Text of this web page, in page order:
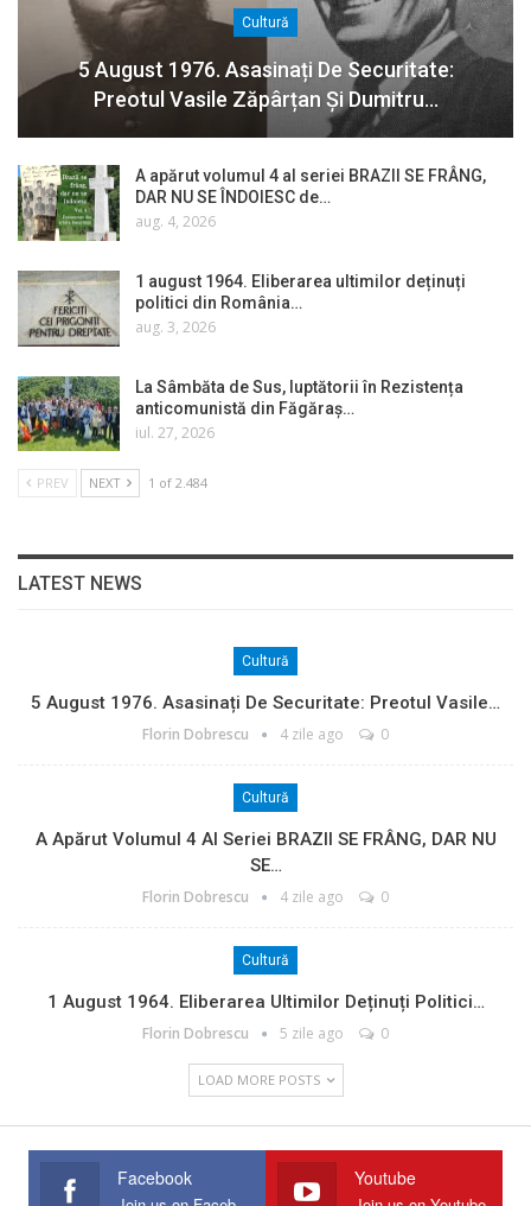
Cultură
5 August 1976. Asasinați De Securitate:
Preotul Vasile Zăpârțan Și Dumitru…
A apărut volumul 4 al seriei BRAZII SE FRÂNG,
DAR NU SE ÎNDOIESC de…
aug. 4, 2026
1 august 1964. Eliberarea ultimilor deținuți
politici din România…
aug. 3, 2026
La Sâmbăta de Sus, luptătorii în Rezistența
anticomunistă din Făgăraș…
iul. 27, 2026
PREV NEXT 1 of 2.484
LATEST NEWS
Cultură
5 August 1976. Asasinați De Securitate: Preotul Vasile…
Florin Dobrescu 4 zile ago 0
Cultură
A Apărut Volumul 4 Al Seriei BRAZII SE FRÂNG, DAR NU
SE…
Florin Dobrescu 4 zile ago 0
Cultură
1 August 1964. Eliberarea Ultimilor Deținuți Politici…
Florin Dobrescu 5 zile ago 0
LOAD MORE POSTS
Facebook Youtube